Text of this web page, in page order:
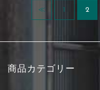
≪ 1 2
商品カテゴリー